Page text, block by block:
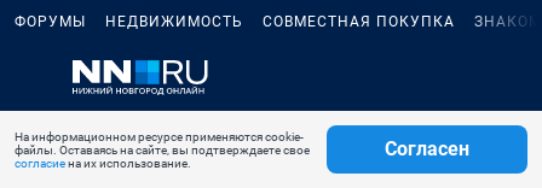
ФОРУМЫ НЕДВИЖИМОСТЬ СОВМЕСТНАЯ ПОКУПКА
На информационном ресурсе применяются cookie-
файлы. Оставаясь на сайте, вы подтверждаете свое
согласиена их использование.
Согласен